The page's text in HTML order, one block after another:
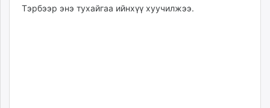
unegui.mn
Тэрбээр энэ тухайгаа ийнхүү хуучилжээ.